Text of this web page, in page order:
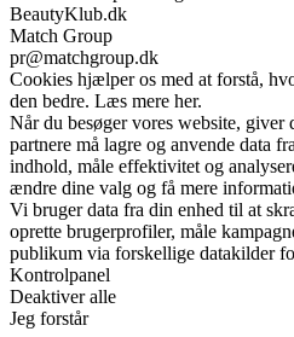
BeautyKlub.dk
Match Group
pr@matchgroup.dk
Cookies hjælper os med at forstå,
den bedre. Læs mere her.
Når du besøger vores website,
partnere må lagre og anvende data
indhold, måle effektivitet og
ændre dine valg og få mere
Vi bruger data fra din enhed til at
oprette brugerprofiler, måle
publikum via forskellige datakilder
Kontrolpanel
Deaktiver alle
Jeg forstår